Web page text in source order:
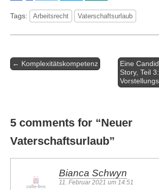
Tags: Arbeitsrecht Vaterschaftsurlaub
Artikel-
Navigation
← Komplexitätskompetenz
Eine
Story, Teil
5 comments for “Neuer
Vaterschaftsurlaub”
Bianca Schwyn
11. Februar 2021 um 14:51